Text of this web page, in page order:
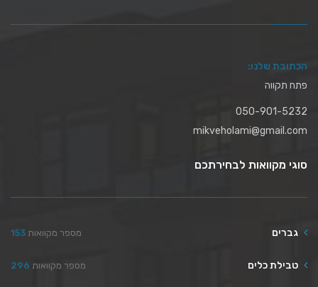
הכתובת שלנו:
פתח תקווה
050-901-5232
mikveholami@gmail.com
סוגי מקוואות לבחירתכם
גברים 153 מספר מקוואות
טבילת כלים 296 מספר מקוואות